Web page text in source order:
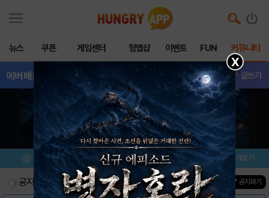
뉴스 쿠폰 게임센터 헝앱샵 이벤트 FUN 커뮤니티
에버배틀2 - 삽니다/팝니다 글쓰기
메뉴 이벤트/미션 설치/평가 즐겨찾기
공지사항 진행중인 이벤트0건 ▼ 공지펴기
X